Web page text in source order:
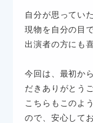
自分が思ってい
現物を自分の目
出演者の方にも
今回は、最初か
だきありがとう
こちらもこのよ
ので、安心して